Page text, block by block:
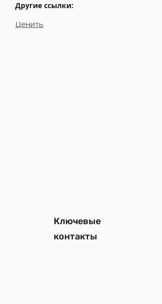
Другие ссылки:
Ценить
Ключевые
контакты